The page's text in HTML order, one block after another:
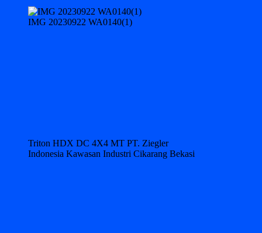
IMG 20230922 WA0140(1)
Triton HDX DC 4X4 MT PT. Ziegler
Indonesia Kawasan Industri Cikarang Bekasi